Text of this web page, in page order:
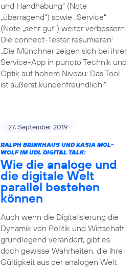
und Handhabung“ (Note
„überragend“) sowie „Service“
(Note „sehr gut“) weiter verbessern.
Die connect-Tester resümieren:
„Die Münchner zeigen sich bei ihrer
Service-App in puncto Technik und
Optik auf hohem Niveau: Das Tool
ist äußerst kundenfreundlich.“
27. September 2019
RALPH BRINKHAUS UND KASIA MOL-
WOLF IM UDL DIGITAL TALK:
Wie die analoge und
die digitale Welt
parallel bestehen
können
Auch wenn die Digitalisierung die
Dynamik von Politik und Wirtschaft
grundlegend verändert, gibt es
doch gewisse Wahrheiten, die ihre
Gültigkeit aus der analogen Welt